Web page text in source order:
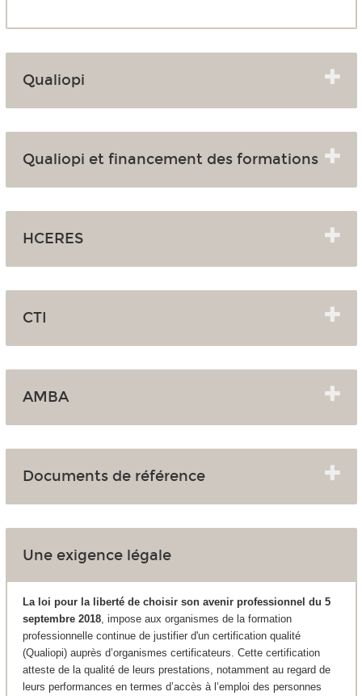
Qualiopi
Qualiopi et financement des formations
HCERES
CTI
AMBA
Documents de référence
Une exigence légale
La loi pour la liberté de choisir son avenir professionnel du 5
septembre 2018, impose aux organismes de la formation
professionnelle continue de justifier d'un certification qualité
(Qualiopi) auprès d’organismes certificateurs. Cette certification
atteste de la qualité de leurs prestations, notamment au regard de
leurs performances en termes d’accès à l’emploi des personnes